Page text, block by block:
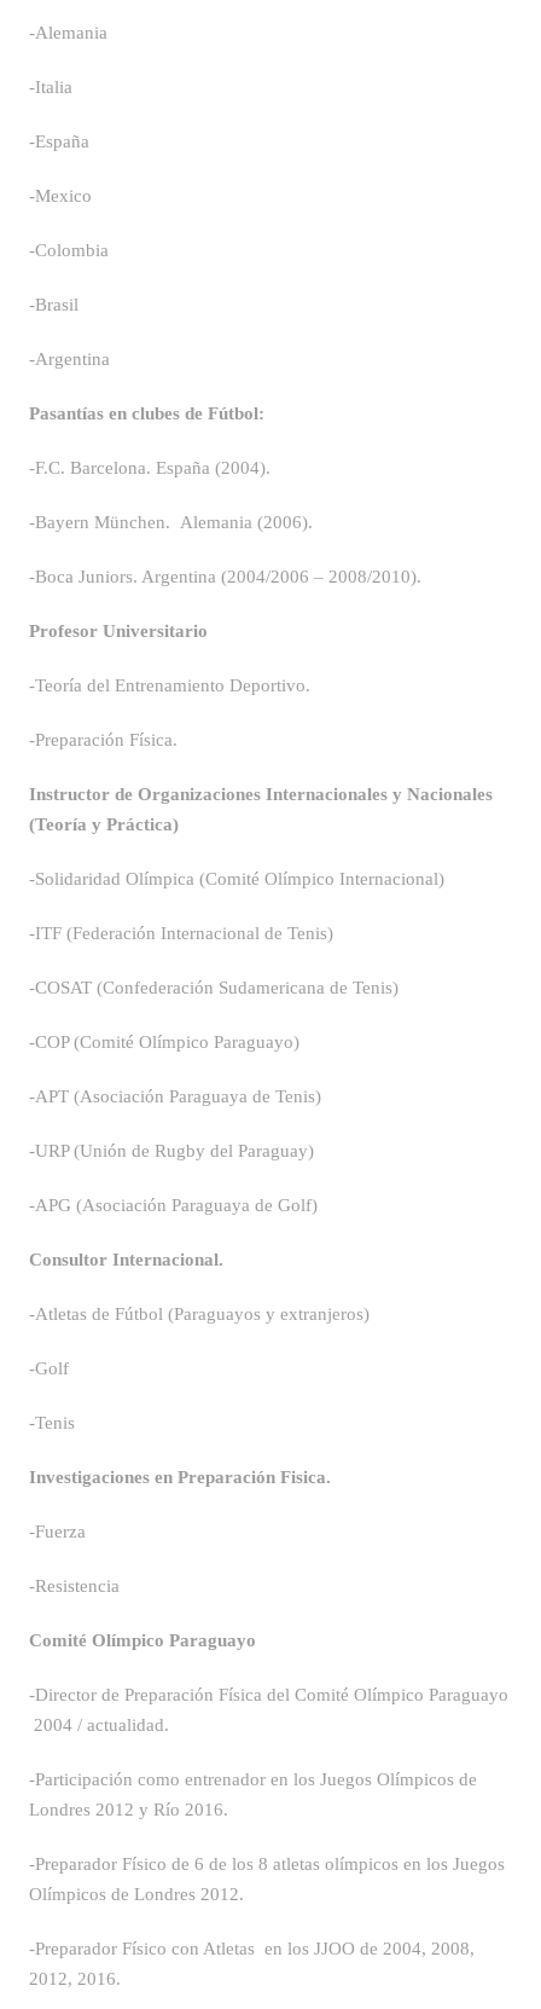
-Alemania
-Italia
-España
-Mexico
-Colombia
-Brasil
-Argentina
Pasantías en clubes de Fútbol:
-F.C. Barcelona. España (2004).
-Bayern München. Alemania (2006).
-Boca Juniors. Argentina (2004/2006 – 2008/2010).
Profesor Universitario
-Teoría del Entrenamiento Deportivo.
-Preparación Física.
Instructor de Organizaciones Internacionales y Nacionales
(Teoría y Práctica)
-Solidaridad Olímpica (Comité Olímpico Internacional)
-ITF (Federación Internacional de Tenis)
-COSAT (Confederación Sudamericana de Tenis)
-COP (Comité Olímpico Paraguayo)
-APT (Asociación Paraguaya de Tenis)
-URP (Unión de Rugby del Paraguay)
-APG (Asociación Paraguaya de Golf)
Consultor Internacional.
-Atletas de Fútbol (Paraguayos y extranjeros)
-Golf
-Tenis
Investigaciones en Preparación Fisica.
-Fuerza
-Resistencia
Comité Olímpico Paraguayo
-Director de Preparación Física del Comité Olímpico Paraguayo
2004 / actualidad.
-Participación como entrenador en los Juegos Olímpicos de
Londres 2012 y Río 2016.
-Preparador Físico de 6 de los 8 atletas olímpicos en los Juegos
Olímpicos de Londres 2012.
-Preparador Físico con Atletas en los JJOO de 2004, 2008,
2012, 2016.